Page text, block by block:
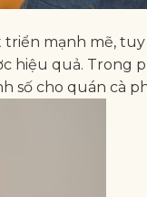
mạnh mẽ,
quả. Trong
số cho quán cà